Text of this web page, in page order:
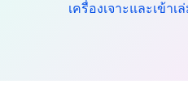
เครื่องเจาะและเข้า